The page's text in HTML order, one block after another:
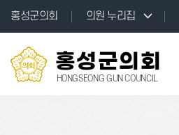
홍성군의회 의원 누리집
홍성군의회
HONGSEONG GUN COUNCIL